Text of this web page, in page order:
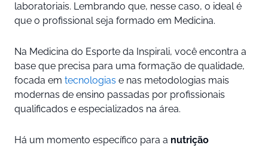
laboratoriais. Lembrando que, nesse caso, o ideal é
que o profissional seja formado em Medicina.
Na Medicina do Esporte da Inspirali, você encontra a
base que precisa para uma formação de qualidade,
focada em tecnologias e nas metodologias mais
modernas de ensino passadas por profissionais
qualificados e especializados na área.
Há um momento específico para a nutrição